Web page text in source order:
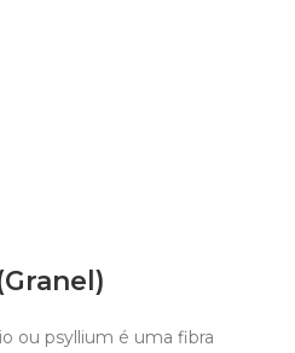
ou psyllium é uma fibra